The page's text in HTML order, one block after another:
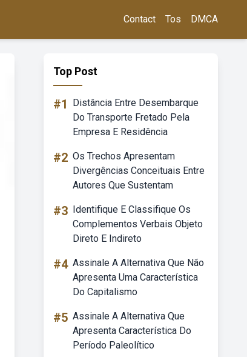
Contact Tos DMCA
Top Post
#1
Distância Entre Desembarque
Do Transporte Fretado Pela
Empresa E Residência
#2 Os Trechos Apresentam
Divergências Conceituais Entre
Autores Que Sustentam
#3 Identifique E Classifique Os
Complementos Verbais Objeto
Direto E Indireto
#4 Assinale A Alternativa Que Não
Apresenta Uma Característica
Do Capitalismo
#5 Assinale A Alternativa Que
Apresenta Característica Do
Período Paleolítico